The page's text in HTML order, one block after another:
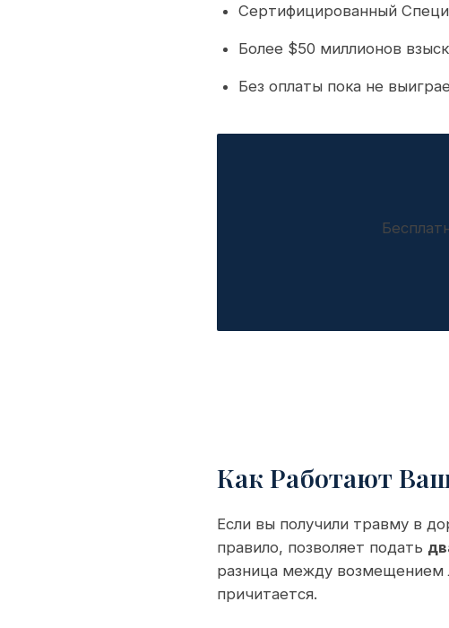
Сертифицированный
Более $50 миллионов
Без оплаты пока не
Как Работают
Если вы получили травму в
правило, позволяет подать
разница между возмещением
причитается.